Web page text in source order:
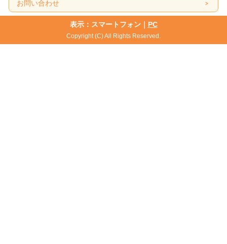
お問い合わせ
表示：スマートフォン｜ PC
Copyright (C) All Rights Reserved.